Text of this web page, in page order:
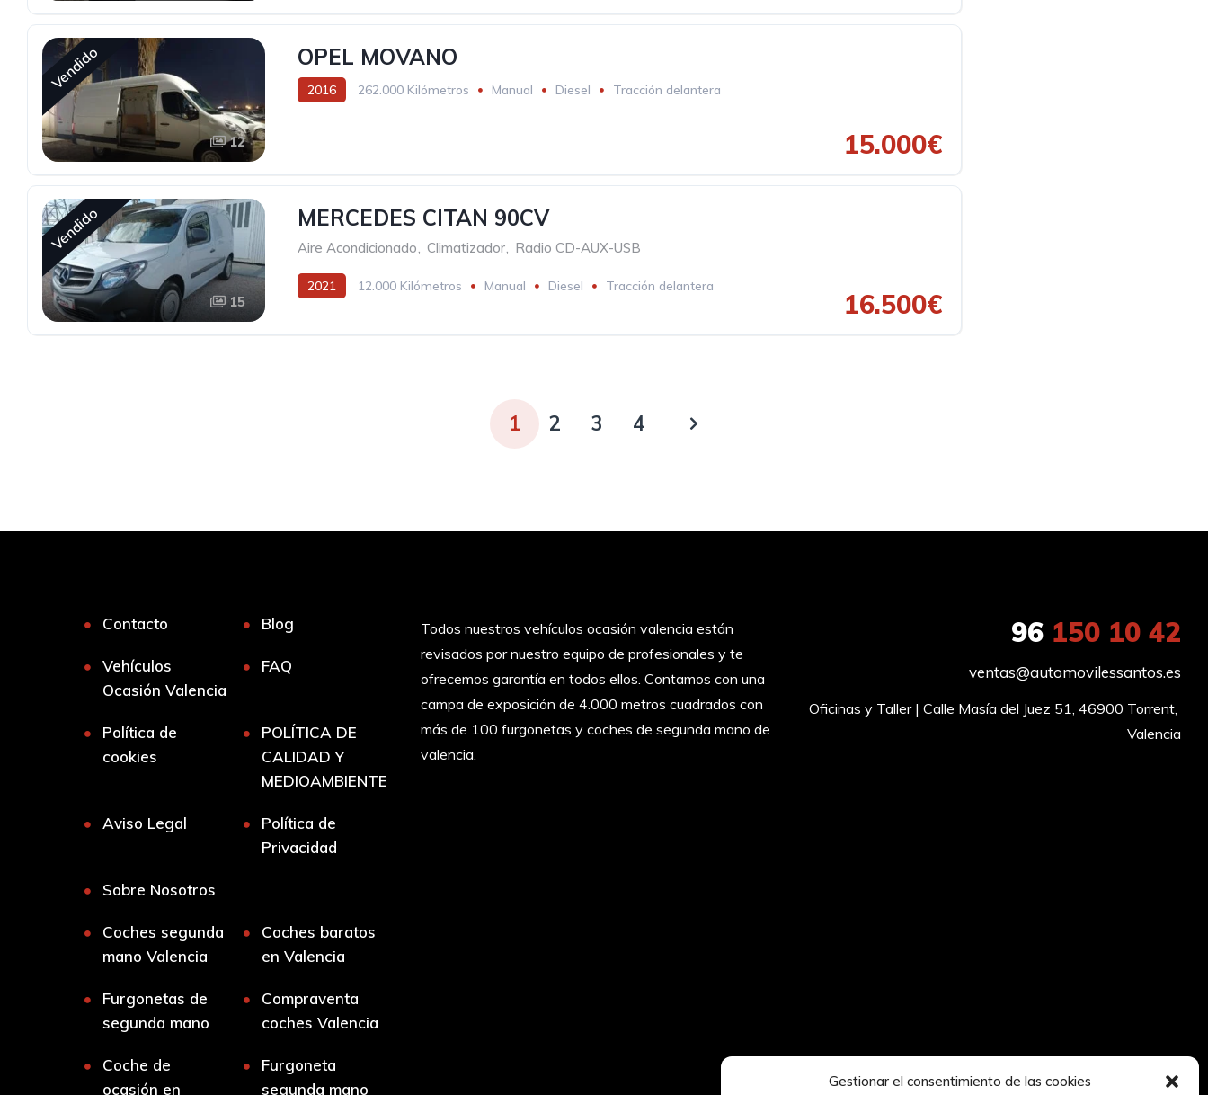
Gestionar el consentimiento de las cookies
Vendido
12
OPEL MOVANO
2016 262.000 Kilómetros Manual Diesel Tracción delantera
15.000€
Vendido
15
MERCEDES CITAN 90CV
Aire Acondicionado Climatizador Radio CD-AUX-USB
2021 12.000 Kilómetros Manual Diesel Tracción delantera
16.500€
1 2 3 4
Contacto Blog
Vehículos
Ocasión Valencia
FAQ
Política de
cookies
POLÍTICA DE
CALIDAD Y
MEDIOAMBIENTE
Aviso Legal
Política de
Privacidad
Sobre Nosotros
Coches segunda
mano Valencia
Coches baratos
en Valencia
Furgonetas de
segunda mano
Compraventa
coches Valencia
Coche de
ocasión en
Furgoneta
segunda mano
Todos nuestros vehículos ocasión valencia están
revisados por nuestro equipo de profesionales y te
ofrecemos garantía en todos ellos. Contamos con una
campa de exposición de 4.000 metros cuadrados con
más de 100 furgonetas y coches de segunda mano de
valencia.
96150 10 42
ventas@automovilessantos.es
Oficinas y Taller | Calle Masía del Juez 51, 46900 Torrent,
Valencia